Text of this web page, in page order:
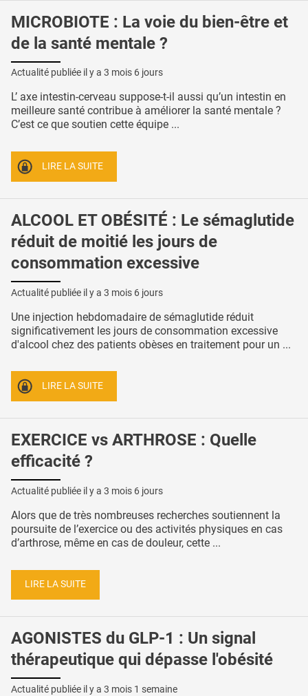
MICROBIOTE : La voie du bien-être et
de la santé mentale ?
Actualité publiée il y a 3 mois 6 jours
L’ axe intestin-cerveau suppose-t-il aussi qu’un intestin en
meilleure santé contribue à améliorer la santé mentale ?
C’est ce que soutien cette équipe ...
LIRE LA SUITE
ALCOOL ET OBÉSITÉ : Le sémaglutide
réduit de moitié les jours de
consommation excessive
Actualité publiée il y a 3 mois 6 jours
Une injection hebdomadaire de sémaglutide réduit
significativement les jours de consommation excessive
d'alcool chez des patients obèses en traitement pour un ...
LIRE LA SUITE
EXERCICE vs ARTHROSE : Quelle
efficacité ?
Actualité publiée il y a 3 mois 6 jours
Alors que de très nombreuses recherches soutiennent la
poursuite de l’exercice ou des activités physiques en cas
d’arthrose, même en cas de douleur, cette ...
LIRE LA SUITE
AGONISTES du GLP-1 : Un signal
thérapeutique qui dépasse l'obésité
Actualité publiée il y a 3 mois 1 semaine